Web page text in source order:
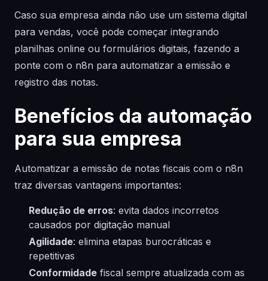
Caso sua empresa ainda não use um sistema digital
para vendas, você pode começar integrando
planilhas online ou formulários digitais, fazendo a
ponte com o n8n para automatizar a emissão e
registro das notas.
Benefícios da automação
para sua empresa
Automatizar a emissão de notas fiscais com o n8n
traz diversas vantagens importantes:
Redução de erros: evita dados incorretos
causados por digitação manual
Agilidade: elimina etapas burocráticas e
repetitivas
Conformidade fiscal sempre atualizada com as